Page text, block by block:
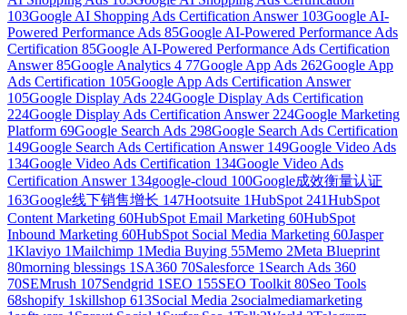
103Google AI Shopping Ads Certification Answer 103Google AI-
Powered Performance Ads 85Google AI-Powered Performance Ads
Certification 85Google AI-Powered Performance Ads Certification
Answer85Google Analytics 4 77Google App Ads 262Google App
Ads Certification 105Google App Ads Certification Answer
105Google Display Ads 224Google Display Ads Certification
224Google Display Ads Certification Answer 224Google Marketing
Platform 69Google Search Ads 298Google Search Ads Certification
149Google Search Ads Certification Answer 149Google Video Ads
134Google Video Ads Certification 134Google Video Ads
Certification Answer 134google-cloud 100Google成效衡量认证
163Google线下销售增长 147Hootsuite 1HubSpot 241HubSpot
Content Marketing 60HubSpot Email Marketing 60HubSpot
Inbound Marketing 60HubSpot Social Media Marketing 60Jasper
1Klaviyo 1Mailchimp 1Media Buying 55Memo 2Meta Blueprint
80morning blessings 1 SA360 70Salesforce 1 Search Ads 360
70SEMrush 107Sendgrid 1 SEO 155SEO Toolkit 80Seo Tools
68shopify 1skillshop 613Social Media 2socialmediamarketing